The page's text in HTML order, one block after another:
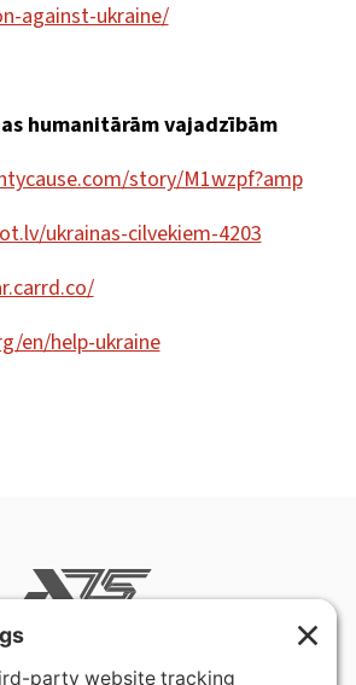
against-ukraine/
humanitārām vajadzībām
story/M1wzpf?amp
ukrainas-cilvekiem-4203
en/help-ukraine